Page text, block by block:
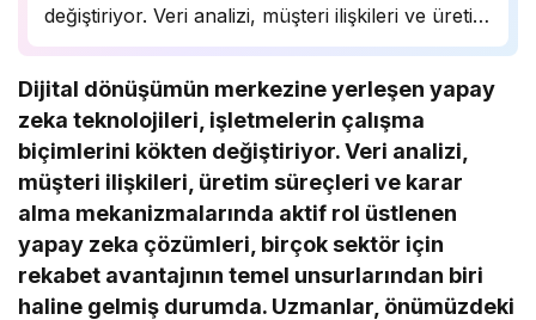
değiştiriyor. Veri analizi, müşteri ilişkileri ve üretim
süreçlerinde önemli bir rol oynayan yapay zeka,
Uzmanlar, bu teknolojinin önümüzdeki yıllarda
daha da yaygınlaşarak…
Dijital dönüşümün merkezine yerleşen yapay
zeka teknolojileri, işletmelerin çalışma
biçimlerini kökten değiştiriyor. Veri analizi,
müşteri ilişkileri, üretim süreçleri ve karar
alma mekanizmalarında aktif rol üstlenen
yapay zeka çözümleri, birçok sektör için
rekabet avantajının temel unsurlarından biri
haline gelmiş durumda. Uzmanlar, önümüzdeki